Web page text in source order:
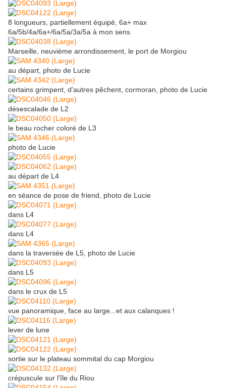
8 longueurs, partiellement équipé, 6a+ max
6a/5b/4a/6a+/6a/5a/3a/5a à mon sens
Marseille, neuvième arrondissement, le port de Morgiou
au départ, photo de Lucie
certains grimpent, d'autres pêchent, cormoran, photo de Lucie
désescalade de L2
le beau rocher coloré de L3
photo de Lucie
au départ de L4
en séance de pose de friend, photo de Lucie
dans L4
dans L4
dans la traversée de L5, photo de Lucie
dans L5
dans le crux de L5
vue panoramique, face au large...et aux calanques !
lever de lune
sortie sur le plateau sommital du cap Morgiou
crépuscule sur l'île du Riou